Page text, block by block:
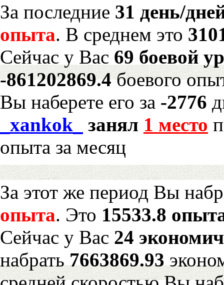
За последние 31 день/
опыта. В среднем это
Сейчас у Вас 69 боевой
-861202869.4боевого
Вы наберете его за -2776
_xankok_
занял 1 место
опыта за месяц
За этот же период Вы
опыта. Это 15533.8
Сейчас у Вас 24
набрать7663869.93